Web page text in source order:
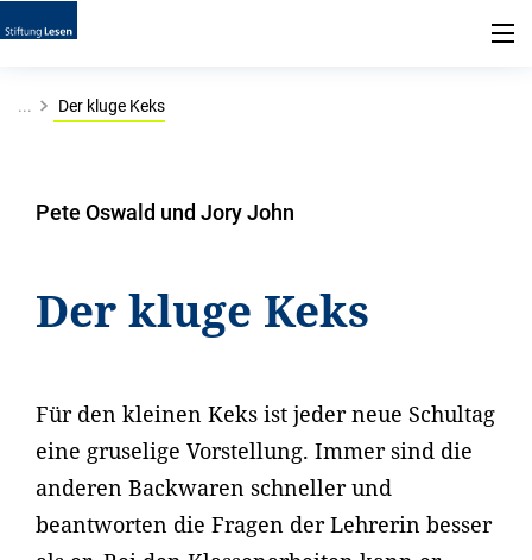
... Der kluge Keks
Pete Oswald und Jory John
Der kluge Keks
Für den kleinen Keks ist jeder neue Schultag
eine gruselige Vorstellung. Immer sind die
anderen Backwaren schneller und
beantworten die Fragen der Lehrerin besser